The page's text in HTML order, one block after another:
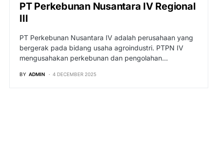
PT Perkebunan Nusantara IV Regional
III
PT Perkebunan Nusantara IV adalah perusahaan yang
bergerak pada bidang usaha agroindustri. PTPN IV
mengusahakan perkebunan dan pengolahan…
BY ADMIN 4 DECEMBER 2025